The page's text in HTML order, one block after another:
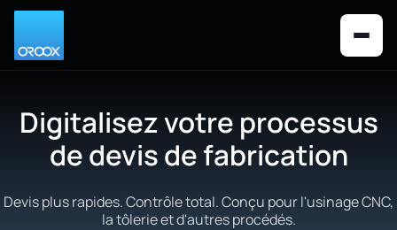
Digitalisez votre processus
de devis de fabrication
Devis plus rapides. Contrôle total. Conçu pour l'usinage CNC,
la tôlerie et d'autres procédés.